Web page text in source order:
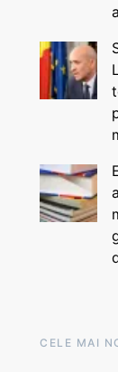
CELE MAI